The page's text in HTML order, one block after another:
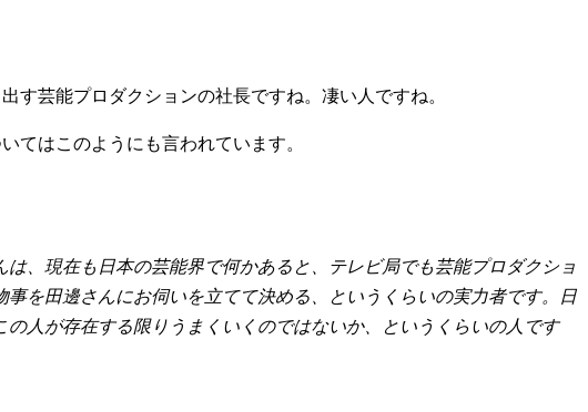
す芸能プロダクションの社長ですね。凄い人ですね。
てはこのようにも言われています。
は、現在も日本の芸能界で何かあると、テレビ局でも芸能プロダクショ
事を田邊さんにお伺いを立てて決める、というくらいの実力者です。日
の人が存在する限りうまくいくのではないか、というくらいの人です